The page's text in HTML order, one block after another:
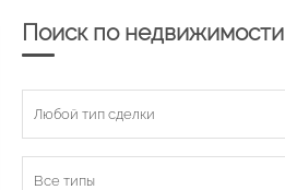
Поиск по недвижимости
Любой тип сделки
Все типы